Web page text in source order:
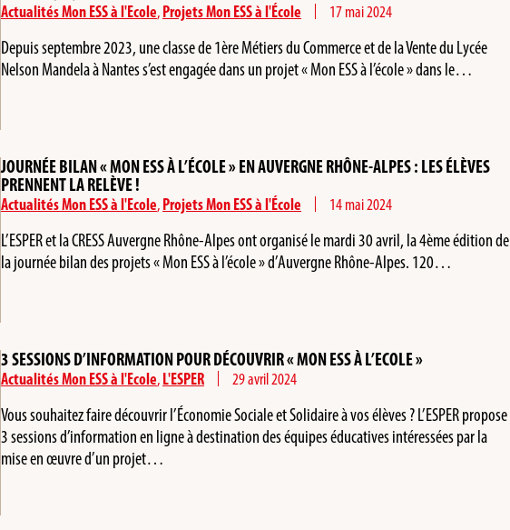
Actualités Mon ESS à l'Ecole,Projets Mon ESS à l'École 17 mai 2024
Depuis septembre 2023, une classe de 1ère Métiers du Commerce et de la Vente du Lycée
Nelson Mandela à Nantes s’est engagée dans un projet « Mon ESS à l’école » dans le…
JOURNÉE BILAN « MON ESS À L’ÉCOLE » EN AUVERGNE RHÔNE-ALPES : LES ÉLÈVES
PRENNENT LA RELÈVE !
Actualités Mon ESS à l'Ecole,Projets Mon ESS à l'École 14 mai 2024
L’ESPER et la CRESS Auvergne Rhône-Alpes ont organisé le mardi 30 avril, la 4ème édition de
la journée bilan des projets « Mon ESS à l’école » d’Auvergne Rhône-Alpes. 120…
3 SESSIONS D’INFORMATION POUR DÉCOUVRIR « MON ESS À L’ECOLE »
Actualités Mon ESS à l'Ecole,L'ESPER 29 avril 2024
Vous souhaitez faire découvrir l’Économie Sociale et Solidaire à vos élèves ? L’ESPER propose
3 sessions d’information en ligne à destination des équipes éducatives intéressées par la
mise en œuvre d’un projet…